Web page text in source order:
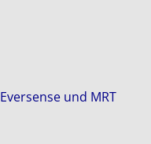
Eversense und MRT